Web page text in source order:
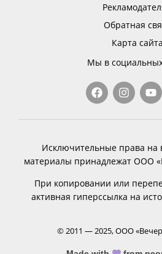
Обратная
Карта сайта
Мы в
Исключительные права на
материалы принадлежат ООО
При копировании или
активная гиперссылка на
© 2011 — 2025, ООО